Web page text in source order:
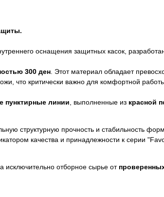
оснащения защитных касок,
300 ден . Этот материал обладает
что критически важно для комфортной
пунктирные линии , выполненные из красной
структурную прочность и стабильность
качества и принадлежности к серии
исключительно отборное сырье от